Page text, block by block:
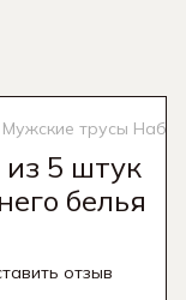
Мужские трусы
5 штук
белья
отзыв